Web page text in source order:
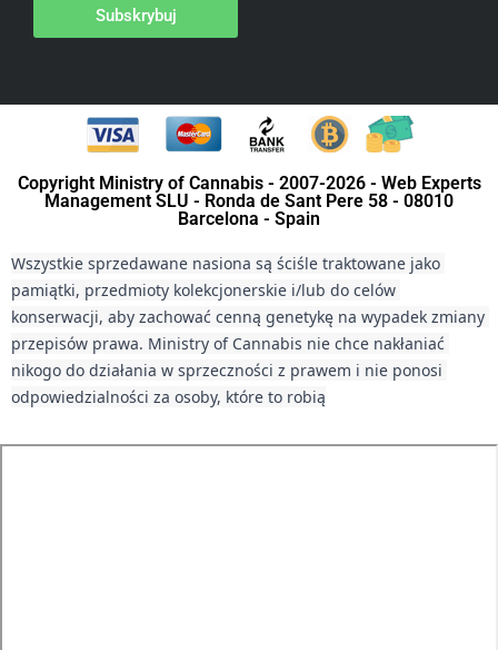
Subskrybuj
Copyright Ministry of Cannabis - 2007-2026 - Web Experts
Management SLU - Ronda de Sant Pere 58 - 08010
Barcelona - Spain
Wszystkie sprzedawane nasiona są ściśle traktowane jako
pamiątki, przedmioty kolekcjonerskie i/lub do celów
konserwacji, aby zachować cenną genetykę na wypadek zmiany
przepisów prawa. Ministry of Cannabis nie chce nakłaniać
nikogo do działania w sprzeczności z prawem i nie ponosi
odpowiedzialności za osoby, które to robią